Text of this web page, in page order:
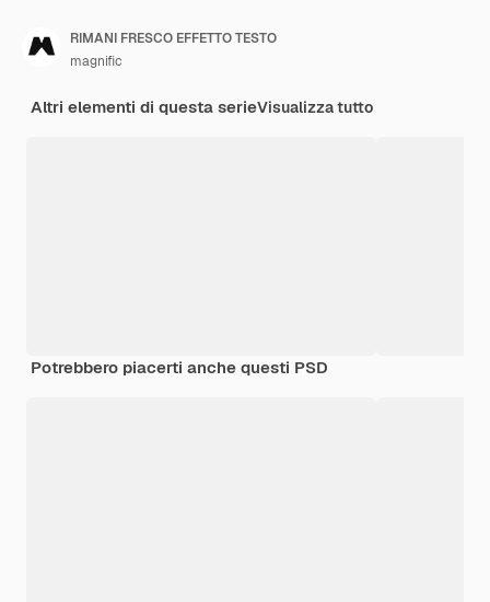
RIMANI FRESCO EFFETTO TESTO
magnific
Altri elementi di questa serieVisualizza tutto
Potrebbero piacerti anche questi PSD